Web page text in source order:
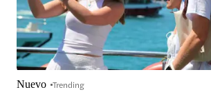
Nuevo Trending